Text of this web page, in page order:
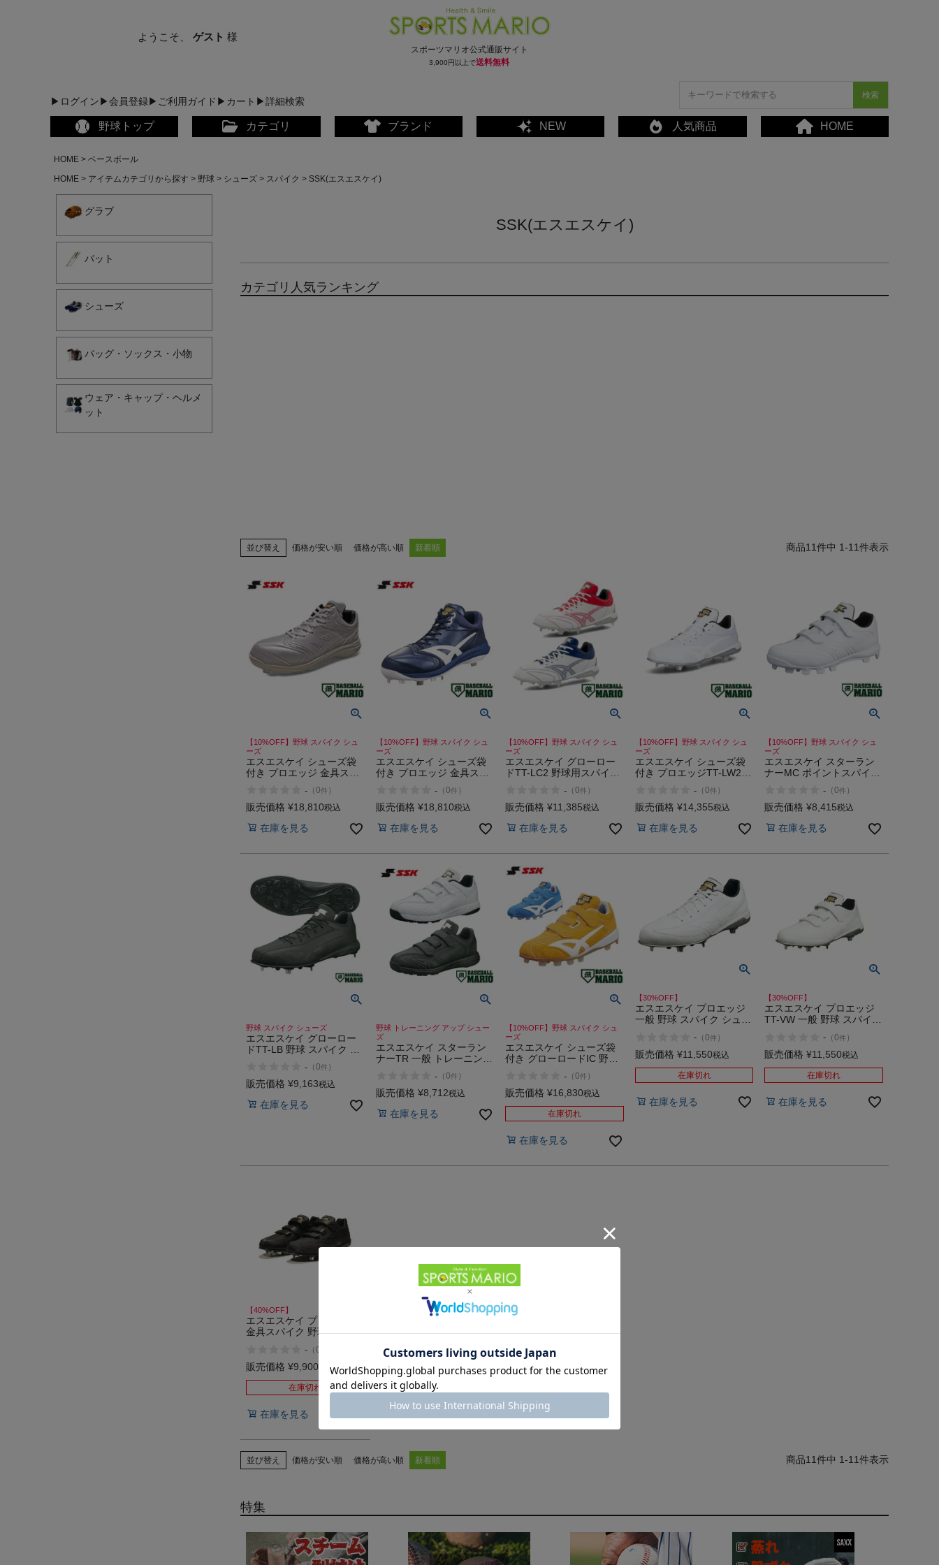
スポーツマリオ公式通販サイト
3,900円以上で送料無料
ようこそ、 ゲスト様
▶ログイン▶会員登録▶ご利用ガイド ▶カート ▶詳細検索
検索
野球トップ カテゴリ ブランド NEW 人気商品 HOME
HOME
ベースボール
HOME
アイテムカテゴリから探す 野球 シューズ スパイク SSK(エスエスケイ)
グラブ
バット
シューズ
バッグ・ソックス・小物
ウェア・キャップ・ヘルメ
ット
SSK(エスエスケイ)
カテゴリ人気ランキング
並び替え 価格が安い順 価格が高い順 新着順 11件中 1-11件表示
【10%OFF】野球 スパイク シュ
ーズ
エスエスケイ シューズ袋
付き プロエッジ 金具スパ
一般 リグアップ ベースボ
ールマリオ 野球 スパイク
RG-LW2 RIGUP
- （0件 ）
販売価格 ¥18,810税込
在庫を見る
【10%OFF】野球 スパイク シュ
ーズ
エスエスケイ シューズ袋
付き プロエッジ 金具スパ
スボールマリオ 野球 スパ
イク シューズ SSK
-（0件 ）
販売価格 ¥18,810税込
在庫を見る
【10%OFF】野球 スパイク シュ
ーズ
エスエスケイ グローロー
ドTT-LC2 野球用スパイク
イビー ホワイト×レッド
一般 野球 スパイク シュー
- （0件 ）
販売価格 ¥11,385税込
在庫を見る
【10%OFF】野球 スパイク シュ
ーズ
エスエスケイ シューズ袋
付き プロエッジTT-LW2
具 ホワイト×ホワイト 一
般 ベースボールマリオ 野
SSK proedge
-（0件 ）
販売価格 ¥14,355税込
在庫を見る
【10%OFF】野球 スパイク シュ
ーズ
エスエスケイ スターラン
ナーMC ポイントスパイク
2024年秋冬 野球 スパイク
シューズ 白スパ 少年野球
会人 SSK
- （0件 ）
販売価格 ¥8,415税込
在庫を見る
野球 スパイク シューズ
エスエスケイ グローロー
ドTT-LB 野球 スパイク シ
校野球対応 一般 SSK
- （0件 ）
販売価格 ¥9,163税込
在庫を見る
野球 トレーニング アップ シュー
ズ
エスエスケイ スターラン
ナーTR 一般 トレーニング
トレーニング アップ シュ
ーズ 高校野球 少年野球 小
マリオ SSK
-（0件 ）
販売価格 ¥8,712税込
在庫を見る
【10%OFF】野球 スパイク シュ
ーズ
エスエスケイ シューズ袋
付き グローロードIC 野球
ールマリオ 野球 スパイク
シューズ ポイントスパイ
- （0件 ）
販売価格 ¥16,830税込
在庫切れ
在庫を見る
【30%OFF】
エスエスケイ プロエッジ
一般 野球 スパイク シュー
アウトレット セール
-（0件 ）
販売価格 ¥11,550税込
在庫切れ
在庫を見る
【30%OFF】
エスエスケイ プロエッジ
TT-VW 一般 野球 スパイク
アウトレット セール
- （0件 ）
販売価格 ¥11,550税込
在庫切れ
在庫を見る
【40%OFF】
エスエスケイ プロエッジ
金具スパイク 野球 スパイ
SSK TT-V アウトレット セ
ール
- （0
販売価格 ¥9,900 税込
在庫切れ
在庫を見る
並び替え 価格が安い順 価格が高い順 新着順 11件中 1-11件表示
特集